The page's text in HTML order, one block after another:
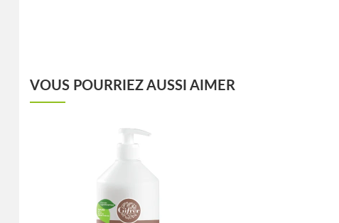
VOUS POURRIEZ AUSSI AIMER